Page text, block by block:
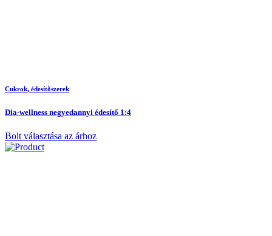
Cukrok, édesítõszerek
Dia-wellness negyedannyi édesítő 1:4
Bolt választása az árhoz